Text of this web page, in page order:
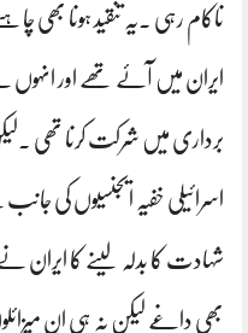
ناکام رہی ۔یہ تنقید ہونا بھی
ایران میں آئے تھے اور انہوں
برداری میں شرکت کرنا تھی
اسرائیلی خفیہ ایجنسیوں کی جانب
شہادت کا بدلہ لینے کا ایران نے
بھی داغے لیکن نہ ہی ان